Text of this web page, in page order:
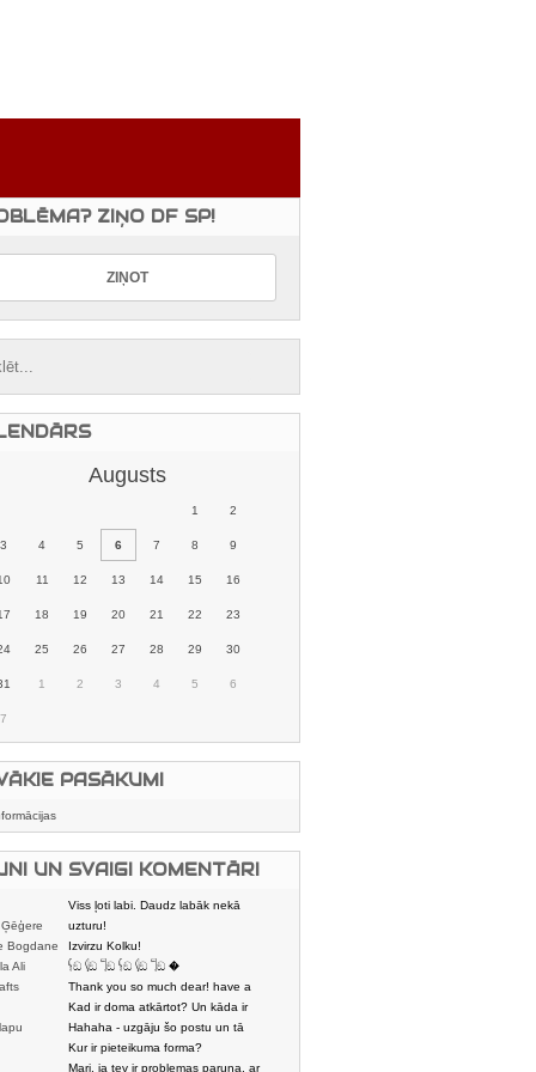
ZIŅO DF SP!
Augusts
1 2
3 4 5 6 7 8 9
11 12 13 14 15 16
18 19 20 21 22 23
25 26 27 28 29 30
1 2 3 4 5 6
7
PASĀKUMI
UN SVAIGI KOMENTĀRI
Viss ļoti labi. Daudz labāk nekā
karstmaizīšu
uzturu!
Bogdane
Izvirzu Kolku!
Ali
𓌜ඞ 𓌱ඞ 𓌏ඞ 𓌜ඞ 𓌱ඞ 𓌏ඞ �
Thank you so much dear! have a
nice day
Kad ir doma atkārtot? Un kāda ir
aptuvenā dalī
Hahaha - uzgāju šo postu un tā
sasmējos. Četr
Kur ir pieteikuma forma?
Mari, ja tev ir problemas paruna, ar